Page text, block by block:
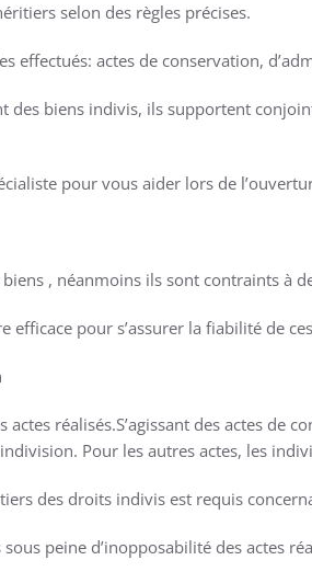
selon des règles précises.
effectués: actes de conservation,
des biens indivis, ils supportent
pour vous aider lors de
, néanmoins ils sont contraints à
efficace pour s’assurer la fiabilité de
réalisés.S’agissant des actes de
Pour les autres actes, les
des droits indivis est requis
peine d’inopposabilité des actes